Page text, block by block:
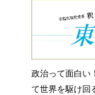
政治って面白い
て世界を駆け回